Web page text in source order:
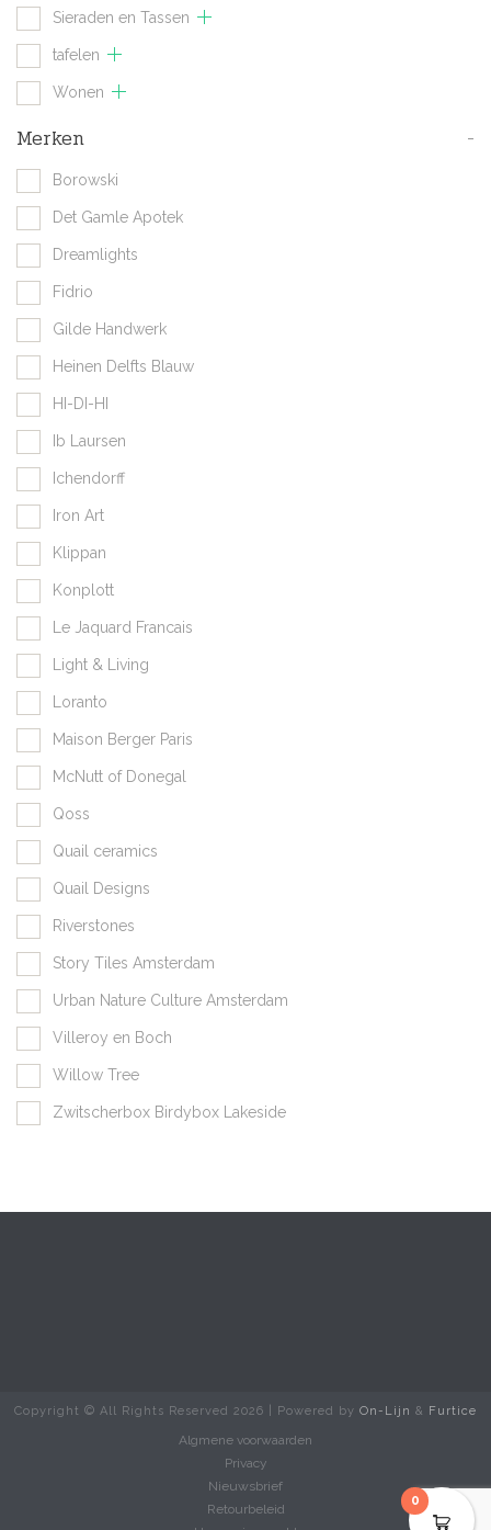
Sieraden en Tassen
tafelen
Wonen
Merken -
Borowski
Det Gamle Apotek
Dreamlights
Fidrio
Gilde Handwerk
Heinen Delfts Blauw
HI-DI-HI
Ib Laursen
Ichendorff
Iron Art
Klippan
Konplott
Le Jaquard Francais
Light & Living
Loranto
Maison Berger Paris
McNutt of Donegal
Qoss
Quail ceramics
Quail Designs
Riverstones
Story Tiles Amsterdam
Urban Nature Culture Amsterdam
Villeroy en Boch
Willow Tree
Zwitscherbox Birdybox Lakeside
Copyright © All Rights Reserved 2026 | Powered by On-Lijn & Furtice
Algmene voorwaarden
Privacy
Nieuwsbrief
Retourbeleid
0